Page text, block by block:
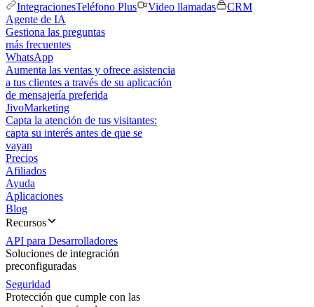
IntegracionesTeléfono Plus Video llamadas
CRM
Agente de IA
Gestiona las preguntas
más frecuentes
WhatsApp
Aumenta las ventas y ofrece asistencia
a tus clientes a través de su aplicación
de mensajería preferida
JivoMarketing
Capta la atención de tus visitantes:
capta su interés antes de que se
vayan
Precios
Afiliados
Ayuda
Aplicaciones
Blog
Recursos
API para Desarrolladores
Soluciones de integración
preconfiguradas
Seguridad
Protección que cumple con las